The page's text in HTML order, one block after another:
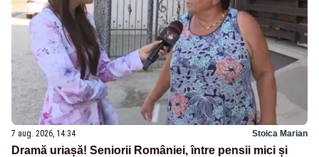
7 aug. 2026, 14:34 Stoica Marian
Dramă uriașă! Seniorii României, între pensii mici și